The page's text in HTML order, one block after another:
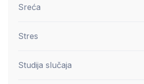
Sreća
Stres
Studija slučaja